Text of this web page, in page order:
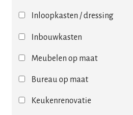
Inloopkasten / dressing
Inbouwkasten
Meubelen op maat
Bureau op maat
Keukenrenovatie